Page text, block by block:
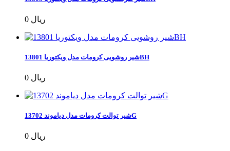
0 ریال
شیر روشویی کرومات مدل ویکتوریا 13801BH
0 ریال
شیر توالت کرومات مدل دیاموند 13702G
0 ریال